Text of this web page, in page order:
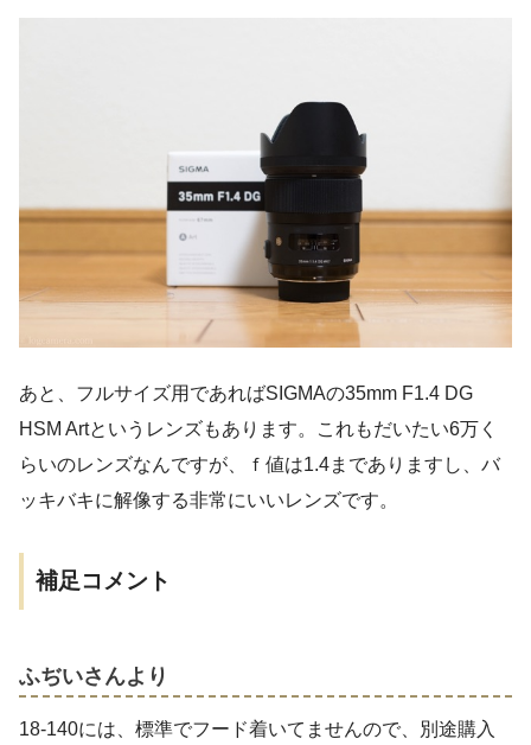
あと、フルサイズ用であればSIGMAの35mm F1.4 DG
HSM Artというレンズもあります。これもだいたい6万く
らいのレンズなんですが、ｆ値は1.4までありますし、バ
ッキバキに解像する非常にいいレンズです。
補足コメント
ふぢいさんより
18-140には、標準でフード着いてませんので、別途購入